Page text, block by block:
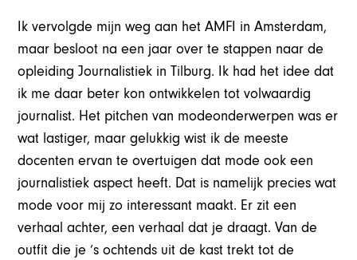
Ik vervolgde mijn weg aan het AMFI in Amsterdam,
maar besloot na een jaar over te stappen naar de
opleiding Journalistiek in Tilburg. Ik had het idee dat
ik me daar beter kon ontwikkelen tot volwaardig
journalist. Het pitchen van modeonderwerpen was er
wat lastiger, maar gelukkig wist ik de meeste
docenten ervan te overtuigen dat mode ook een
journalistiek aspect heeft. Dat is namelijk precies wat
mode voor mij zo interessant maakt. Er zit een
verhaal achter, een verhaal dat je draagt. Van de
outfit die je ’s ochtends uit de kast trekt tot de